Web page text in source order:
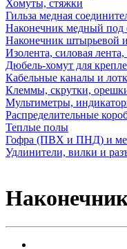
Хомуты, стяжки
Гильза медная
Наконечник медный под
Наконечник штырьевой
Изолента, силовая лента,
Дюбель-хомут для
Кабельные каналы и
Клеммы, скрутки,
Мультиметры,
Распределительные
Теплые полы
Гофра (ПВХ и ПНД) и
Удлинители, вилки и